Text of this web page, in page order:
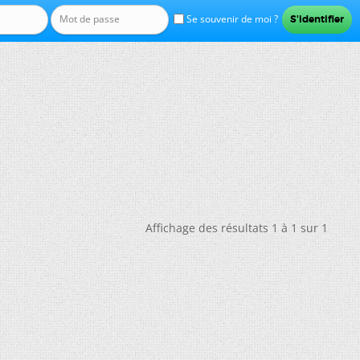
Se souvenir de moi ?
Affichage des résultats 1 à 1 sur 1